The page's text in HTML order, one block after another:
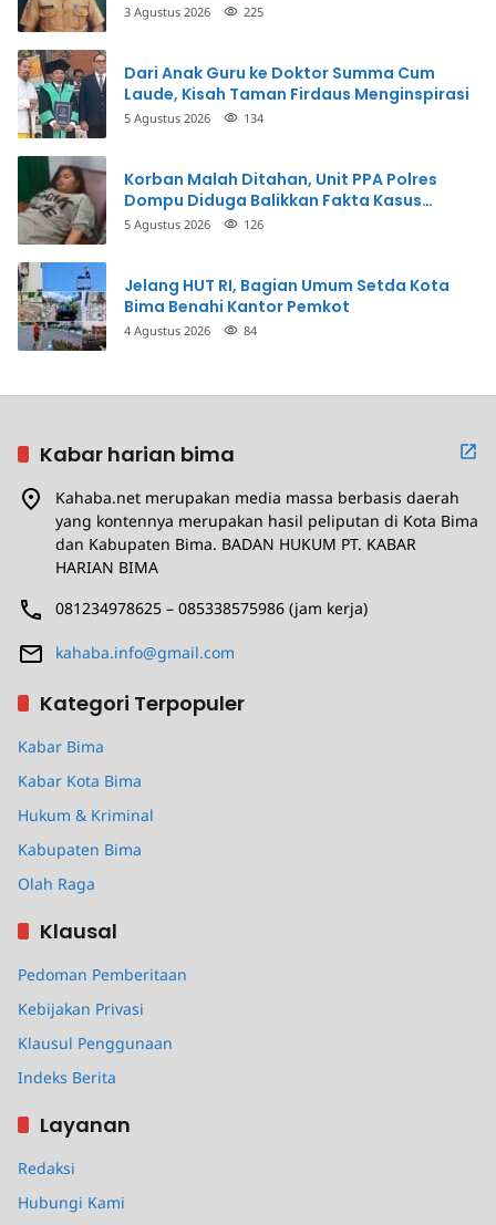
3 Agustus 2026 225
Dari Anak Guru ke Doktor Summa Cum
Laude, Kisah Taman Firdaus Menginspirasi
5 Agustus 2026 134
Korban Malah Ditahan, Unit PPA Polres
Dompu Diduga Balikkan Fakta Kasus
Penganiayaan
5 Agustus 2026 126
Jelang HUT RI, Bagian Umum Setda Kota
Bima Benahi Kantor Pemkot
4 Agustus 2026 84
Kabar harian bima
Kahaba.net merupakan media massa berbasis daerah
yang kontennya merupakan hasil peliputan di Kota Bima
dan Kabupaten Bima. BADAN HUKUM PT. KABAR
HARIAN BIMA
081234978625 – 085338575986 (jam kerja)
kahaba.info@gmail.com
Kategori Terpopuler
Kabar Bima
Kabar Kota Bima
Hukum & Kriminal
Kabupaten Bima
Olah Raga
Klausal
Pedoman Pemberitaan
Kebijakan Privasi
Klausul Penggunaan
Indeks Berita
Layanan
Redaksi
Hubungi Kami